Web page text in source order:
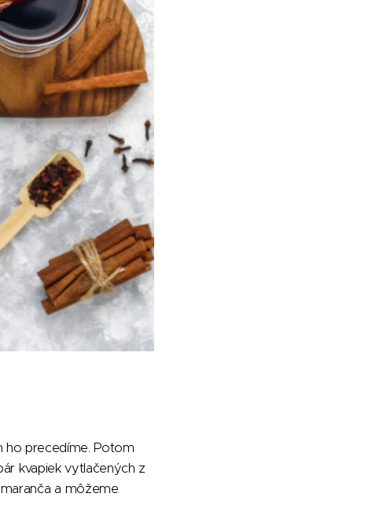
ho precedíme. Potom
kvapiek vytlačených z
a môžeme